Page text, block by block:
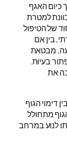
כיום האגף
למטרת
של הטיפול
בין אם
מבטאת
בעיות.
את
דימוי הגוף
מתחולל
לנוע במרחב